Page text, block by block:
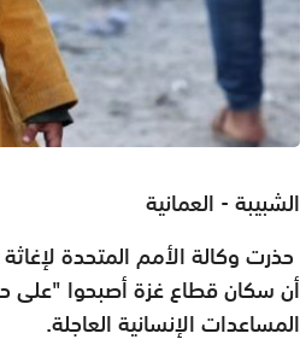
الشبيبة - العمانية
حذرت وكالة الأمم المتحدة
أن سكان قطاع غزة أصبحوا "على
المساعدات الإنسانية العاجلة.